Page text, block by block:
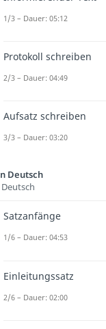
gelebt.”
—Jack London
„Die Summe
sind die
— Wilhelm
„Liebe ist
erwartet zu
sondern das,
ist zugeben
—Katharine
„Liebe ist der
geben, nicht
1/3 – Dauer: 05:12
Protokoll schreiben
2/3 – Dauer: 04:49
Aufsatz schreiben
3/3 – Dauer: 03:20
Deutsch
Satzanfänge
1/6 – Dauer: 04:53
Einleitungssatz
2/6 – Dauer: 02:00